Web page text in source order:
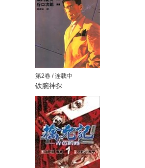
第2卷 / 连载中
铁腕神探